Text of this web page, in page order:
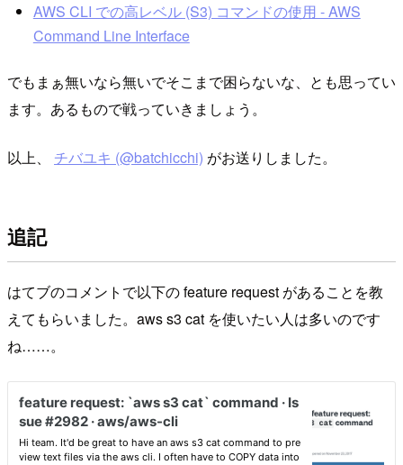
AWS CLI での高レベル (S3) コマンドの使用 - AWS
Command Line Interface
でもまぁ無いなら無いでそこまで困らないな、とも思ってい
ます。あるもので戦っていきましょう。
以上、 チバユキ (@batchicchi) がお送りしました。
追記
はてブのコメントで以下の feature request があることを教
えてもらいました。aws s3 cat を使いたい人は多いのです
ね……。